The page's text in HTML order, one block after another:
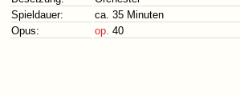
Spieldauer:
ca. 35 Minuten
Opus:
op. 40